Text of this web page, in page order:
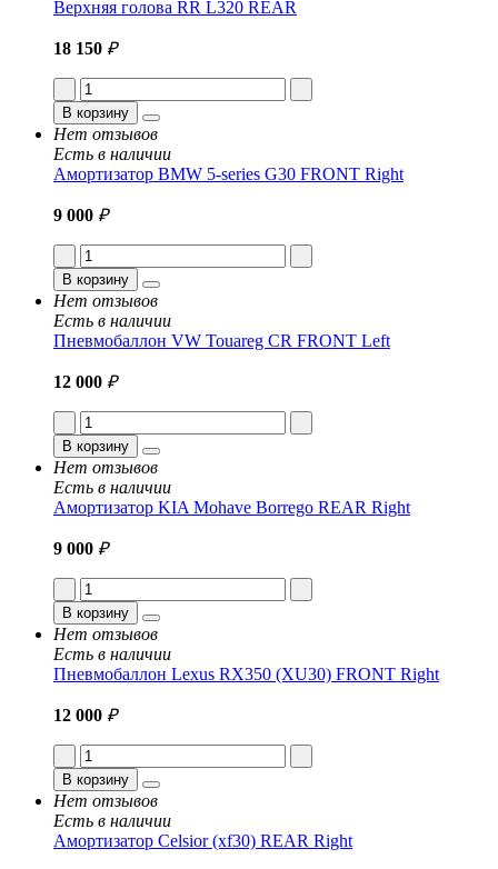
Верхняя голова RR L320 REAR
18 150 ₽
В корзину
Нет отзывов
Есть в наличии
Амортизатор BMW 5-series G30 FRONT Right
9 000 ₽
В корзину
Нет отзывов
Есть в наличии
Пневмобаллон VW Touareg CR FRONT Left
12 000 ₽
В корзину
Нет отзывов
Есть в наличии
Амортизатор KIA Mohave Borrego REAR Right
9 000 ₽
В корзину
Нет отзывов
Есть в наличии
Пневмобаллон Lexus RX350 (XU30) FRONT Right
12 000 ₽
В корзину
Нет отзывов
Есть в наличии
Амортизатор Celsior (xf30) REAR Right